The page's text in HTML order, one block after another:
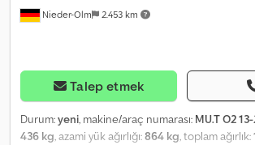
Nieder-Olm 2.453 km
Talep etmek
Durum:yeni, makine/araç numarası: MU.T O2 13-
436 kg, azami yük ağırlığı:864 kg, toplam ağırlık: